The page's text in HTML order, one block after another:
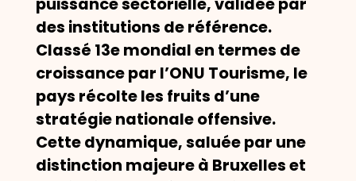
puissance sectorielle, validée par
des institutions de référence.
Classé 13e mondial en termes de
croissance par l’ONU Tourisme, le
pays récolte les fruits d’une
stratégie nationale offensive.
Cette dynamique, saluée par une
distinction majeure à Bruxelles et